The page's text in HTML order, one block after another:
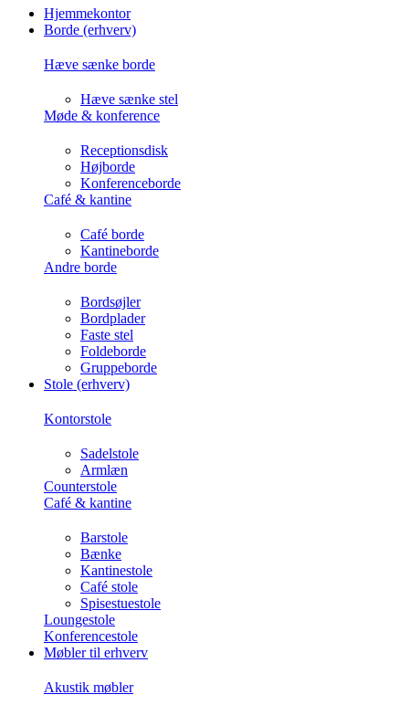
Hjemmekontor
Borde (erhverv)
Hæve sænke borde
Hæve sænke stel
Møde & konference
Receptionsdisk
Højborde
Konferenceborde
Café & kantine
Café borde
Kantineborde
Andre borde
Bordsøjler
Bordplader
Faste stel
Foldeborde
Gruppeborde
Stole (erhverv)
Kontorstole
Sadelstole
Armlæn
Counterstole
Café & kantine
Barstole
Bænke
Kantinestole
Café stole
Spisestuestole
Loungestole
Konferencestole
Møbler til erhverv
Akustik møbler